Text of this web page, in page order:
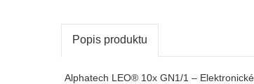
Popis produktu
Alphatech LEO® 10x GN1/1 –